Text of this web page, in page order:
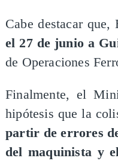
Cabe destacar que,
el 27 de junio a
de Operaciones
Finalmente, el
hipótesis que la
partir de errores
del maquinista y